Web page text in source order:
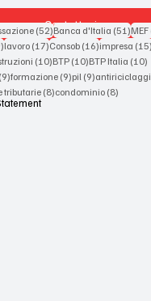
Contattaci
(52)52 post
Banca d'Italia (51)51
MEF
19 post
lavoro (17)17 post
Consob (16)16 post
impresa (15)
(10)10 post
BTP (10)10 post
BTP Italia (10)
(9)9 post
formazione (9)9 post
pil (9)9 post
tributarie (8)8 post
condominio (8)8 post